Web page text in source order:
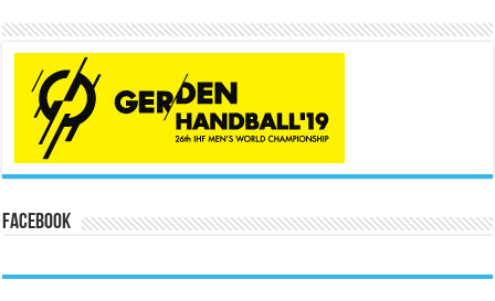
Facebook